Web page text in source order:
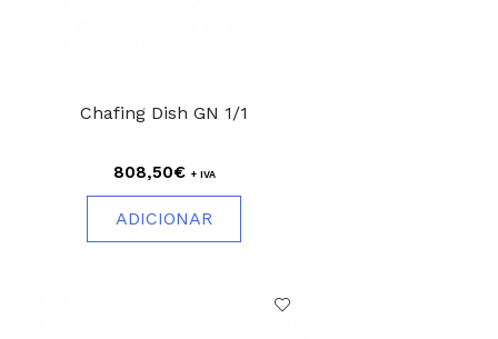
Chafing Dish GN 1/1
808,50€ + IVA
ADICIONAR